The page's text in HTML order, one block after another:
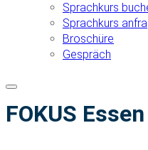
Sprachkurs
Sprachkurs
Broschüre
Gespräch
FOKUS